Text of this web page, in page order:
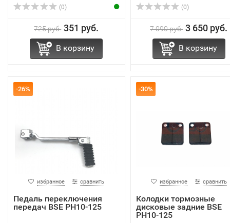
(0)
725 руб. 351 руб.
В корзину
(0)
7 090 руб. 3 650 руб.
В корзину
-26%
избранное сравнить
Педаль переключения
передач BSE PH10-125
-30%
избранное сравнить
Колодки тормозные
дисковые задние BSE
PH10-125